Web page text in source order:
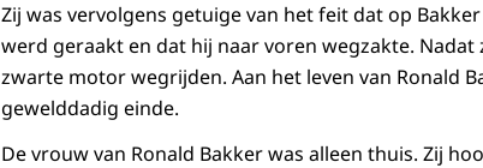
Zij was vervolgens getuige van het feit dat op
werd geraakt en dat hij naar voren wegzakte.
zwarte motor wegrijden. Aan het leven van Ronald
gewelddadig einde.
De vrouw van Ronald Bakker was alleen thuis. Zij